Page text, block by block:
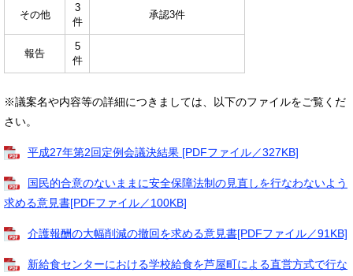
その他
3
件
承認3件
報告
5
件
※議案名や内容等の詳細につきましては、以下のファイルをご覧くだ
さい。
平成27年第2回定例会議決結果 [PDFファイル／327KB]
国民的合意のないままに安全保障法制の見直しを行なわないよう
求める意見書[PDFファイル／100KB]
介護報酬の大幅削減の撤回を求める意見書[PDFファイル／91KB]
新給食センターにおける学校給食を芦屋町による直営方式で行な